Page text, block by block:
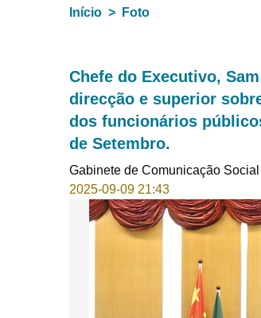
Início Foto
Chefe do Executivo,
direcção e superior
dos funcionários
de Setembro.
Gabinete de Comunicação Social
2025-09-09 21:43